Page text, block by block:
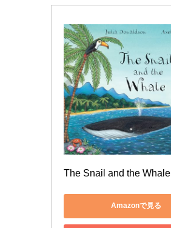
The Snail and the Whale
Amazonで見る